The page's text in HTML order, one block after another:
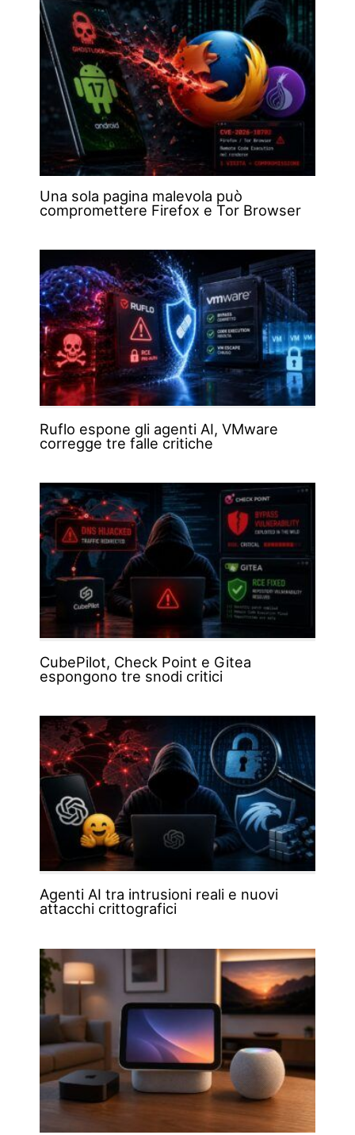
Una sola pagina malevola può
compromettere Firefox e Tor Browser
Ruflo espone gli agenti AI, VMware
corregge tre falle critiche
CubePilot, Check Point e Gitea
espongono tre snodi critici
Agenti AI tra intrusioni reali e nuovi
attacchi crittografici